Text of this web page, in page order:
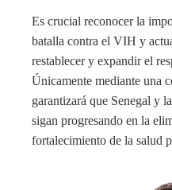
Es crucial reconocer la
batalla contra el VIH y
restablecer y expandir el
Únicamente mediante una
garantizará que Senegal y
sigan progresando en la
fortalecimiento de la salud